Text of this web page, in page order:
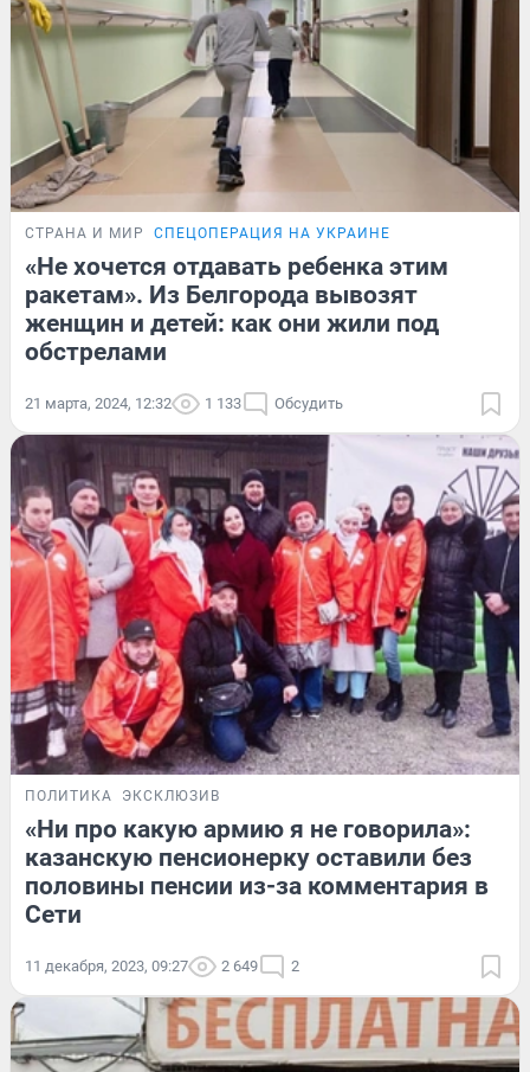
СТРАНА И МИР СПЕЦОПЕРАЦИЯ НА УКРАИНЕ
«Не хочется отдавать ребенка этим
ракетам». Из Белгорода вывозят
женщин и детей: как они жили под
обстрелами
21 марта, 2024, 12:32 1 133 Обсудить
ПОЛИТИКА ЭКСКЛЮЗИВ
«Ни про какую армию я не говорила»:
казанскую пенсионерку оставили без
половины пенсии из-за комментария в
Сети
11 декабря, 2023, 09:27 2 649 2